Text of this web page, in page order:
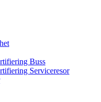
Buss
Serviceresor